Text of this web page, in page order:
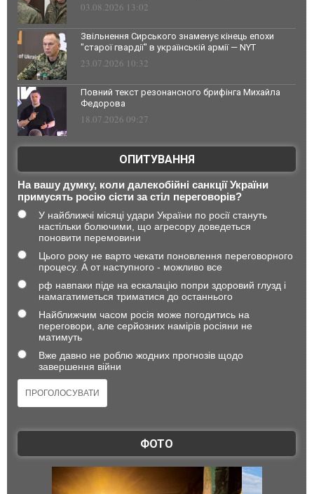
03.08.2026 13:02
Звільнення Сирського знаменує кінець епохи
"старої гвардії" в українській армії — NYT
23.07.2026 10:32
Повний текст резонансного брифінга Михайла
Федорова
18.07.2026 09:27
ОПИТУВАННЯ
На вашу думку, коли далекобійні санкції України
примусять росію сісти за стіл переговорів?
У найближчі місяці удари України по росії стануть
настільки болючими, що агресору доведеться
поновити перемовини
Цього року не варто чекати поновлення переговорного
процесу. А от наступного - можливо все
рф навпаки піде на ескалацію попри здоровий глузд і
намагатиметься триматися до останнього
Найближчим часом росія може погодитись на
переговори, але серйозних намірів росіяни не
матимуть
Вже давно не роблю жодних прогнозів щодо
завершення війни
ФОТО